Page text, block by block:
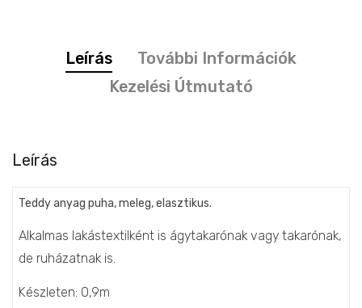
Leírás
További Információk
Kezelési Útmutató
Leírás
Teddy anyag puha, meleg, elasztikus.
Alkalmas lakástextilként is ágytakarónak vagy takarónak,
de ruházatnak is.
Készleten: 0,9m